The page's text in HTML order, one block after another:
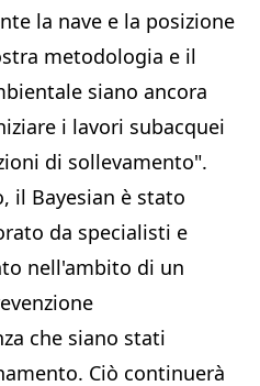
la nave e la posizione
metodologia e il
siano ancora
i lavori subacquei
di sollevamento".
il Bayesian è stato
da specialisti e
nell'ambito di un
che siano stati
Ciò continuerà